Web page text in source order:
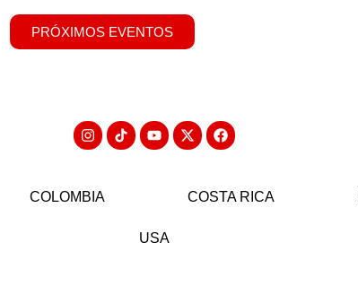
PRÓXIMOS EVENTOS
COLOMBIA COSTA RICA
USA